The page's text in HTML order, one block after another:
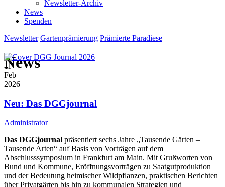
Newsletter-Archiv
News
Spenden
Newsletter Gartenprämierung Prämierte Paradiese
News
11
Feb
2026
Neu: Das DGGjournal
Administrator
Das DGGjournal präsentiert sechs Jahre „Tausende Gärten –
Tausende Arten“ auf Basis von Vorträgen auf dem
Abschlusssymposium in Frankfurt am Main. Mit Grußworten von
Bund und Kommune, Eröffnungsvorträgen zu Saatgutproduktion
und der Bedeutung heimischer Wildpflanzen, praktischen Berichten
über Privatgärten bis hin zu kommunalen Strategien und